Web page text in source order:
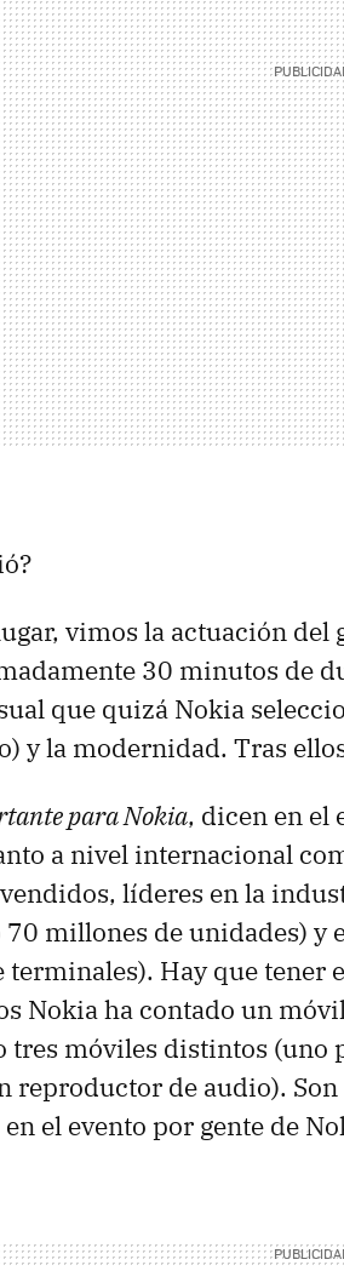
vimos la actuación del
30 minutos de
que quizá Nokia
y la modernidad. Tras
para Nokia, dicen en el
a nivel internacional
líderes en la
millones de unidades) y
Hay que tener
Nokia ha contado un
tres móviles distintos (uno
reproductor de audio).
el evento por gente de